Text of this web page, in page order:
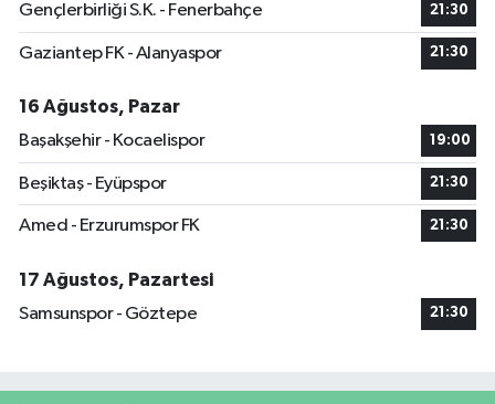
Gençlerbirliği S.K. - Fenerbahçe 21:30
Gaziantep FK - Alanyaspor 21:30
16 Ağustos, Pazar
Başakşehir - Kocaelispor
19:00
Beşiktaş - Eyüpspor 21:30
Amed - Erzurumspor FK 21:30
17 Ağustos, Pazartesi
Samsunspor - Göztepe
21:30